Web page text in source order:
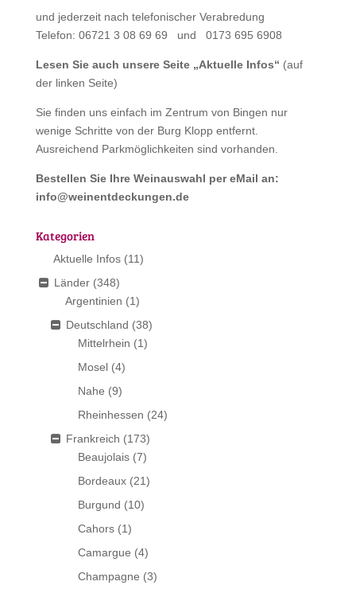
und jederzeit nach telefonischer Verabredung
Telefon: 06721 3 08 69 69 und 0173 695 6908
Lesen Sie auch unsere Seite „Aktuelle Infos“ (auf
der linken Seite)
Sie finden uns einfach im Zentrum von Bingen nur
wenige Schritte von der Burg Klopp entfernt.
Ausreichend Parkmöglichkeiten sind vorhanden.
Bestellen Sie Ihre Weinauswahl per eMail an:
info@weinentdeckungen.de
Kategorien
Aktuelle Infos (11)
Länder (348)
Argentinien (1)
Deutschland (38)
Mittelrhein (1)
Mosel (4)
Nahe (9)
Rheinhessen (24)
Frankreich (173)
Beaujolais (7)
Bordeaux (21)
Burgund (10)
Cahors (1)
Camargue (4)
Champagne (3)